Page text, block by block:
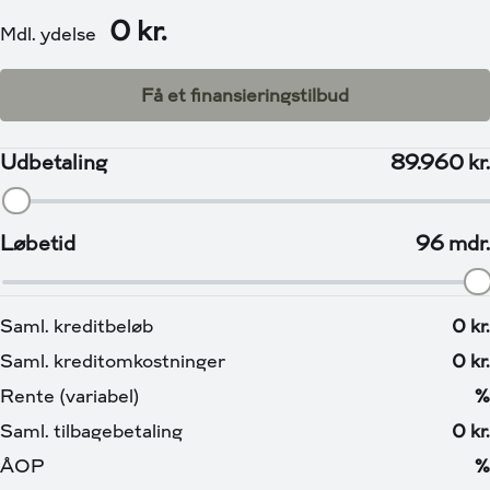
afslappende tur fra A til B, Head-Up Display: Hold fokus
på vejen med vigtig information lige i synsfeltet, Digital
instrumentering, som er brugervenligt & enkelt, der
endda kan tilpasses med alt vigtig information,
Fantastisk lys med IQ-Matrix-forlygter & LED
baglygter, Parkeringshjælp: 360° Bakkamera m.
Parkeringssensorer for og bag, så Parkering bliver en leg
med fuldt overblik over dine omgivelser, 15”
Touchskræm med Navigation, Apple Carplay & Android
Auto, Varme i Rattet + Sæder foran: Kør med stil og
komfort, selv på kølige dage, Eksteriørpakke &
systemer: Blindvinkel Assistent, Nødbremse system,
Vognbane Assistent, Skiltegenkendelse,
Træthedsassistent, Travel Assist, Traffic Jam Assist,
Emergency Assist, Forsæder m. perforeret betræk &
massage funktion, Automatisk op-/nedblænding,
Tonede ruder, Tågelygter, Armlæn, Bagagerumsdækken,